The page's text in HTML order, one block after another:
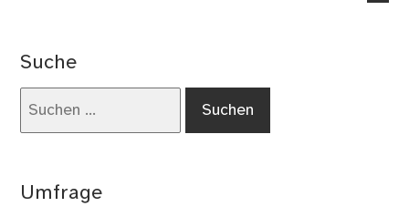
Suche
Umfrage